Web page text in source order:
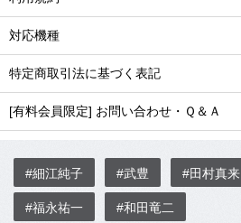
対応機種
特定商取引法に基づく表記
[有料会員限定] お問い合わせ・Ｑ＆Ａ
#細江純子 #武豊 #田村真来
#福永祐一 #和田竜二